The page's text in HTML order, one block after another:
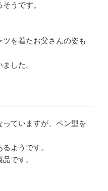
うです。
を着たお父さんの姿も
した。
ていますが、ペン型を
ようです。
です。